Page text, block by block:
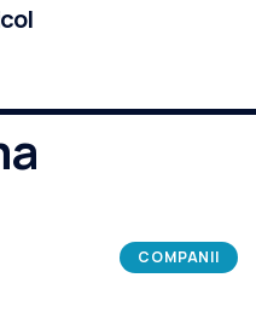
COMPANII